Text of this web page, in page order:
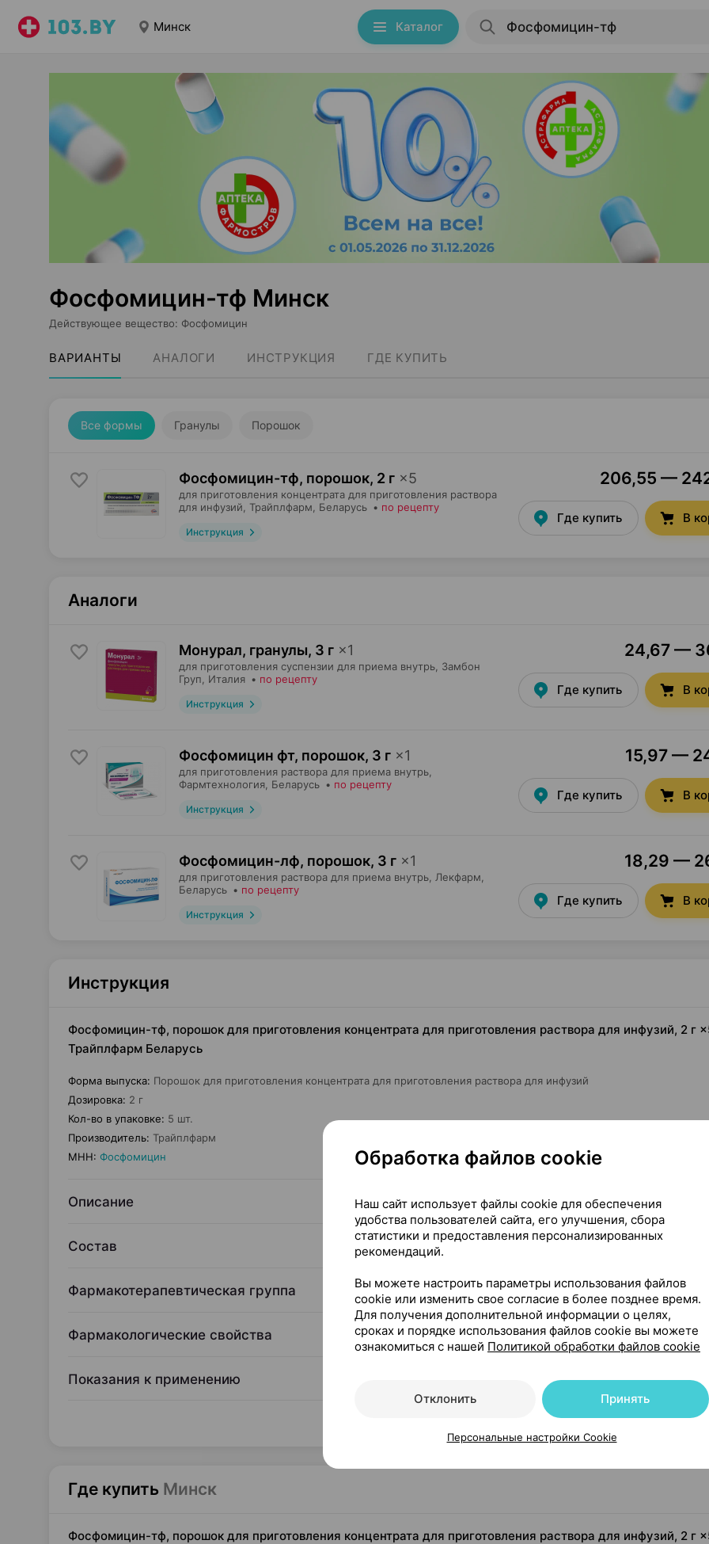
Минск Каталог
Фосфомицин-тф Минск
Действующее вещество: Фосфомицин
ВАРИАНТЫ АНАЛОГИ ИНСТРУКЦИЯ ГДЕ КУПИТЬ
Все формы Гранулы Порошок
Фосфомицин-тф, порошок, 2 г ×5
для приготовления концентрата для приготовления раствора
для инфузий,
Трайплфарм , Беларусь • по рецепту
Инструкция
206,55 —
Где купить В
Аналоги
Монурал, гранулы, 3 г ×1
для приготовления суспензии для приема внутрь, Замбон
Груп , Италия • по рецепту
Инструкция
24,67 —
Где купить В
Фосфомицин фт, порошок, 3 г ×1
для приготовления раствора для приема внутрь,
Фармтехнология , Беларусь • по рецепту
Инструкция
15,97 —
Где купить В
Фосфомицин-лф, порошок, 3 г ×1
для приготовления раствора для приема внутрь, Лекфарм
Беларусь • по рецепту
Инструкция
18,29 —
Где купить В
Инструкция
Фосфомицин-тф, порошок для приготовления концентрата для приготовления раствора для инфузий, 2 г
Трайплфарм Беларусь
Форма выпуска: Порошок для приготовления концентрата для приготовления раствора для инфузий
Дозировка: 2 г
Кол-во в упаковке: 5 шт.
Производитель: Трайплфарм
МНН: Фосфомицин
Описание
Состав
Фармакотерапевтическая группа
Фармакологические свойства
Показания к применению
Где купить Минск
Фосфомицин-тф, порошок для приготовления концентрата для приготовления раствора для инфузий, 2 г
Обработка файлов cookie
Наш сайт использует файлы cookie для обеспечения
удобства пользователей сайта, его улучшения, сбора
статистики и предоставления персонализированных
рекомендаций.
Вы можете настроить параметры использования файлов
cookie или изменить свое согласие в более позднее время.
Для получения дополнительной информации о целях,
сроках и порядке использования файлов cookie вы можете
ознакомиться с нашей Политикой обработки файлов cookie
Отклонить Принять
Персональные настройки Cookie